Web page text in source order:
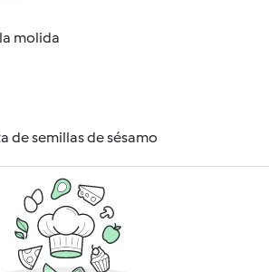
molida
de semillas de sésamo